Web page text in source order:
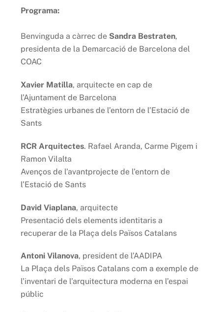
Programa:
Benvinguda a càrrec de Sandra Bestraten,
presidenta de la Demarcació de Barcelona del
COAC
Xavier Matilla, arquitecte en cap de
l’Ajuntament de Barcelona
Estratègies urbanes de l’entorn de l’Estació de
Sants
RCR Arquitectes. Rafael Aranda, Carme Pigem i
Ramon Vilalta
Avenços de l’avantprojecte de l’entorn de
l’Estació de Sants
David Viaplana, arquitecte
Presentació dels elements identitaris a
recuperar de la Plaça dels Països Catalans
Antoni Vilanova, president de l’AADIPA
La Plaça dels Països Catalans com a exemple de
l’inventari de l’arquitectura moderna en l’espai
públic